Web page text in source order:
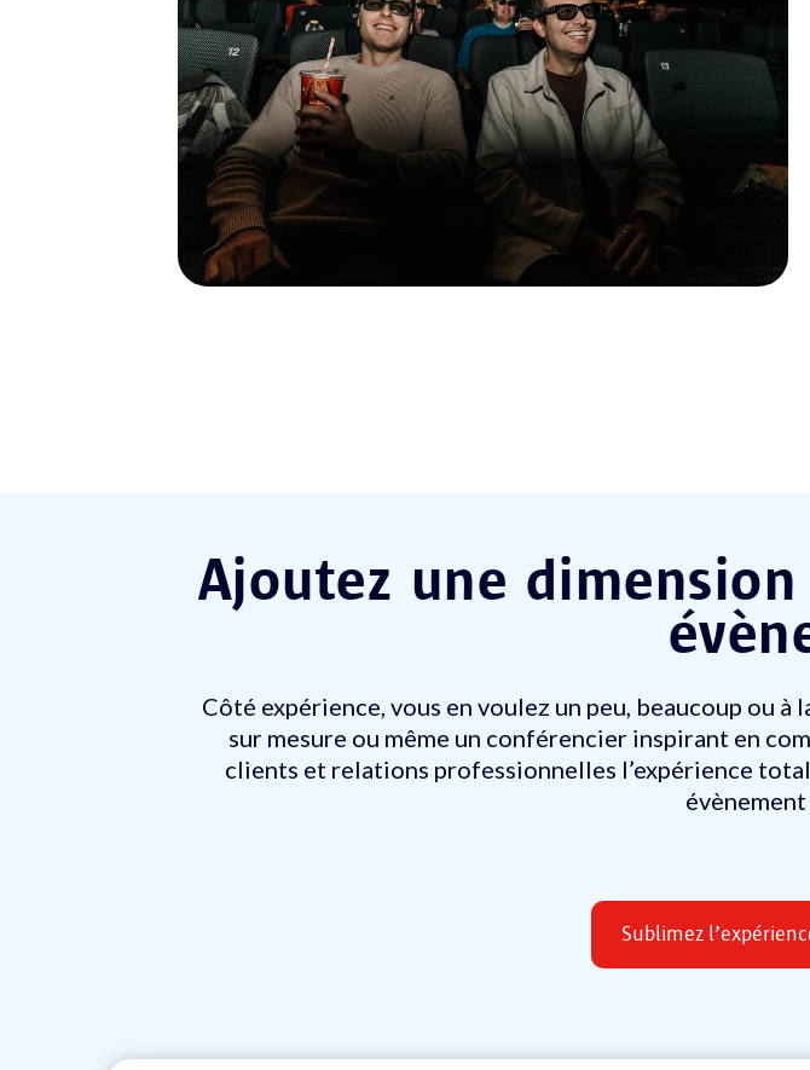
Ajoutez une
Côté expérience, vous en voulez un peu, beaucoup ou
sur mesure ou même un conférencier inspirant en
clients et relations professionnelles l’expérience
Sublimez